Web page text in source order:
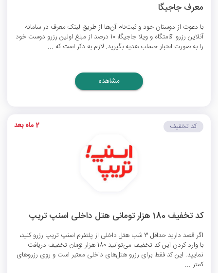
معرف جاجیگا
با دعوت از دوستان خود و ثبت‌نام آن‌ها از طریق لینک معرف در سامانه
آنلاین رزرو اقامتگاه و ویلا جاجیگا، 10 درصد از مبلغ اولین رزرو دوست خود
را به صورت اعتبار حساب هدیه بگیرید. لازم به ذکر است که ...
مشاهده
کد تخفیف 180 هزار تومانی هتل داخلی اسنپ تریپ
اگر قصد دارید حداقل 3 شب هتل داخلی از پلتفرم اسنپ تریپ رزرو کنید،
با وارد کردن این کد تخفیف می‌توانید 180 هزار تومان تخفیف دریافت
نمایید. این کد فقط برای رزرو هتل‌های داخلی معتبر است و روی رزروهای
کمتر ...
کد تخفیف 2 ماه بعد